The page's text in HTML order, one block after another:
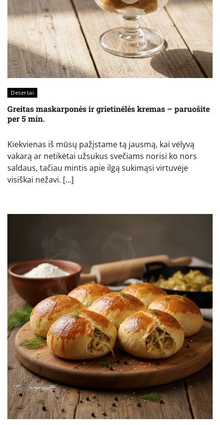
Desertai
Greitas maskarponės ir grietinėlės kremas – paruošite
per 5 min.
Kiekvienas iš mūsų pažįstame tą jausmą, kai vėlyvą
vakarą ar netikėtai užsukus svečiams norisi ko nors
saldaus, tačiau mintis apie ilgą sukimąsi virtuvėje
visiškai nežavi. […]